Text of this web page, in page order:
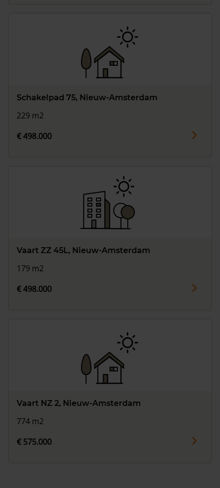
Schakelpad 75, Nieuw-Amsterdam
229 m2
€ 498.000
Vaart ZZ 45L, Nieuw-Amsterdam
179 m2
€ 498.000
Vaart NZ 2, Nieuw-Amsterdam
774 m2
€ 575.000